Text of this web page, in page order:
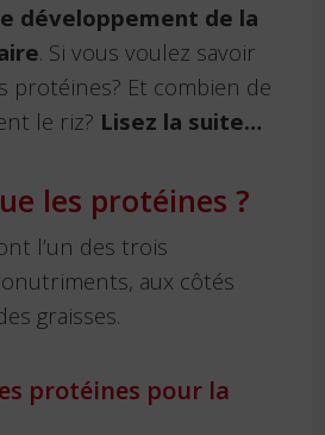
développement de la
. Si vous voulez savoir
protéines? Et combien de
le riz? Lisez la suite…
les protéines ?
l’un des trois
aux côtés
graisses.
protéines pour la